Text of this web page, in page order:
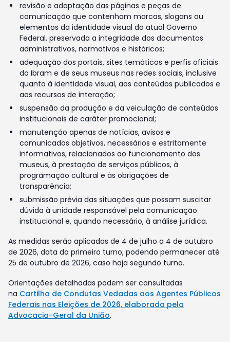
revisão e adaptação das páginas e peças de
comunicação que contenham marcas, slogans ou
elementos da identidade visual do atual Governo
Federal, preservada a integridade dos documentos
administrativos, normativos e históricos;
adequação dos portais, sites temáticos e perfis oficiais
do Ibram e de seus museus nas redes sociais, inclusive
quanto à identidade visual, aos conteúdos publicados e
aos recursos de interação;
suspensão da produção e da veiculação de conteúdos
institucionais de caráter promocional;
manutenção apenas de notícias, avisos e
comunicados objetivos, necessários e estritamente
informativos, relacionados ao funcionamento dos
museus, à prestação de serviços públicos, à
programação cultural e às obrigações de
transparência;
submissão prévia das situações que possam suscitar
dúvida à unidade responsável pela comunicação
institucional e, quando necessário, à análise jurídica.
As medidas serão aplicadas de 4 de julho a 4 de outubro
de 2026, data do primeiro turno, podendo permanecer até
25 de outubro de 2026, caso haja segundo turno.
Orientações detalhadas podem ser consultadas
na Cartilha de Condutas Vedadas aos Agentes Públicos
Federais nas Eleições de 2026, elaborada pela
Advocacia-Geral da União.